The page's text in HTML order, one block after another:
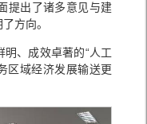
提出了诸多意见与建
方向。
、成效卓著的“人工
区域经济发展输送更